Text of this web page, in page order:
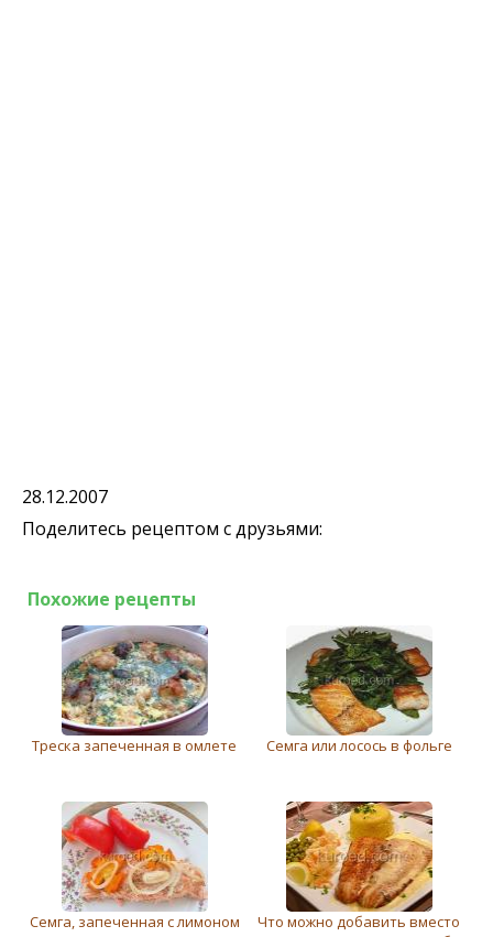
28.12.2007
Поделитесь рецептом с друзьями:
Похожие рецепты
Треска запеченная в омлете Семга или лосось в фольге
Семга, запеченная с лимоном
Что можно добавить вместо